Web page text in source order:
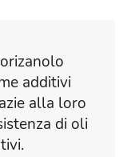
additivi
alla loro
di oli